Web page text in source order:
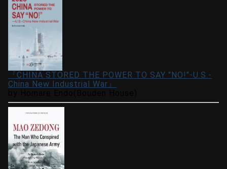
『CHINA STORED THE POWER TO SAY "NO!"-U.S.-
China New Industrial War』